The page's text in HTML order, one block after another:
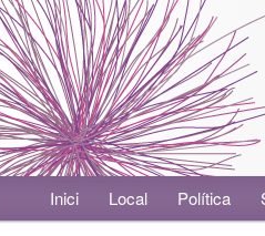
Menú principalAneu al contingut principal
Aneu al contingut secundari
Inici Local Política